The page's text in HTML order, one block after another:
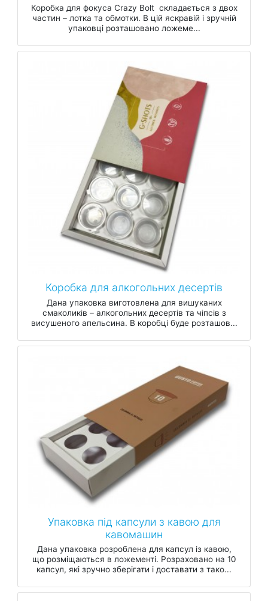
Коробка для фокуса Crazy Bolt складається з двох
частин – лотка та обмотки. В цій яскравій і зручній
упаковці розташовано ложеме...
Коробка для алкогольних десертів
Дана упаковка виготовлена для вишуканих
смаколиків – алкогольних десертів та чіпсів з
висушеного апельсина. В коробці буде розташов...
Упаковка під капсули з кавою для
кавомашин
Дана упаковка розроблена для капсул із кавою,
що розміщаються в ложементі. Розраховано на 10
капсул, які зручно зберігати і доставати з тако...